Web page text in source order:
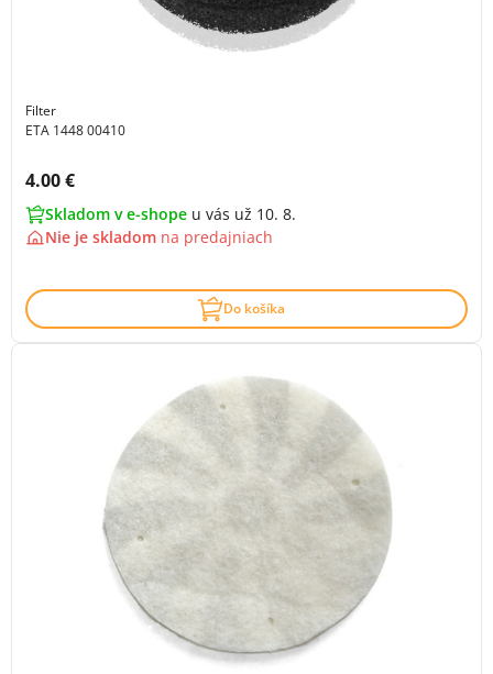
Filter
ETA 1448 00410
Cena s DPH:
4.00 €
Skladom v e-shope u vás už 10. 8.
Nie je skladom na predajniach
Do košíka